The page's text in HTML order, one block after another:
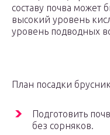
составу почва может
высокий уровень
уровень подводных
План посадки
Подготовить
без сорняков.